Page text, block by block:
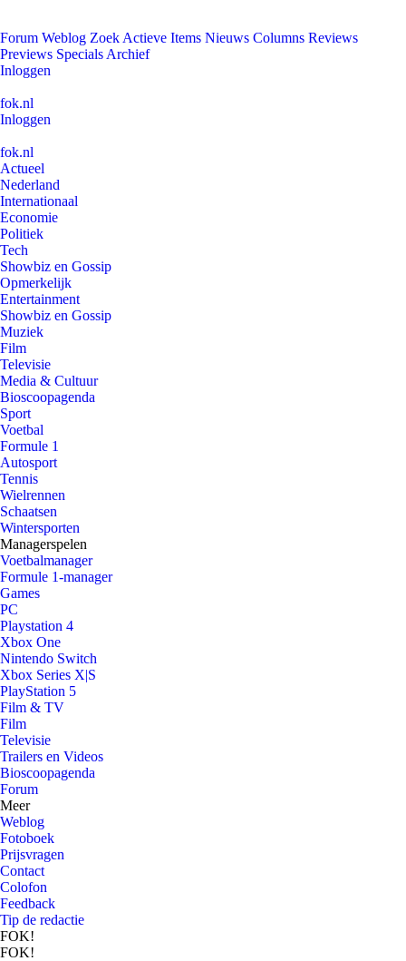
Forum Weblog Zoek Actieve Items Nieuws Columns Reviews
Previews Specials Archief
Inloggen
fok.nl
Inloggen
fok.nl
Actueel
Nederland
Internationaal
Economie
Politiek
Tech
Showbiz en Gossip
Opmerkelijk
Entertainment
Showbiz en Gossip
Muziek
Film
Televisie
Media & Cultuur
Bioscoopagenda
Sport
Voetbal
Formule 1
Autosport
Tennis
Wielrennen
Schaatsen
Wintersporten
Managerspelen
Voetbalmanager
Formule 1-manager
Games
PC
Playstation 4
Xbox One
Nintendo Switch
Xbox Series X|S
PlayStation 5
Film & TV
Film
Televisie
Trailers en Videos
Bioscoopagenda
Forum
Meer
Weblog
Fotoboek
Prijsvragen
Contact
Colofon
Feedback
Tip de redactie
FOK!
FOK!